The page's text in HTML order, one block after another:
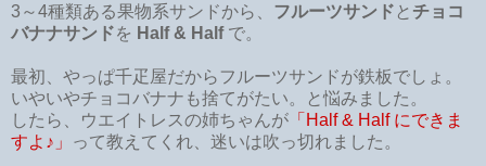
3～4種類ある果物系サンドから、 フルーツサンド と チョコ
バナナサンドを Half & Halfで。
最初、やっぱ千疋屋だからフルーツサンドが鉄板でしょ。
いやいやチョコバナナも捨てがたい。と悩みました。
したら、ウエイトレスの姉ちゃんが 「Half & Half にできま
すよ♪」
って教えてくれ、迷いは吹っ切れました。